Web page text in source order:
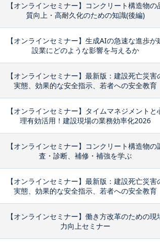
【オンラインセミナー】コンクリート構造物の
質向上・高耐久化のための知識(後編)
【オンラインセミナー】生成AIの急速な進歩が
設業にどのような影響を与えるか
【オンラインセミナー】最新版：建設死亡災害
実態、効果的な安全指示、若者への安全教育
【オンラインセミナー】タイムマネジメントと
理有効活用！建設現場の業務効率化2026
【オンラインセミナー】コンクリート構造物の
査・診断、補修・補強を学ぶ
【オンラインセミナー】最新版：建設死亡災害
実態、効果的な安全指示、若者への安全教育
【オンラインセミナー】働き方改革のための現
力向上セミナー